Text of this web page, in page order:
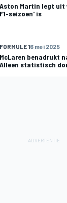
Aston Martin legt uit
F1-seizoen' is
FORMULE 16 mei 2025
McLaren benadrukt
Alleen statistisch